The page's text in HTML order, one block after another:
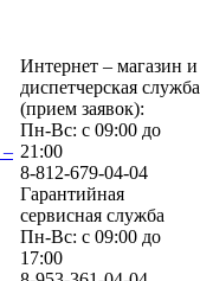
Интернет – магазин и
диспетчерская служба
(прием заявок):
Пн-Вс: с 09:00 до
21:00
8-812-679-04-04
Гарантийная
сервисная служба
Пн-Вс: с 09:00 до
17:00